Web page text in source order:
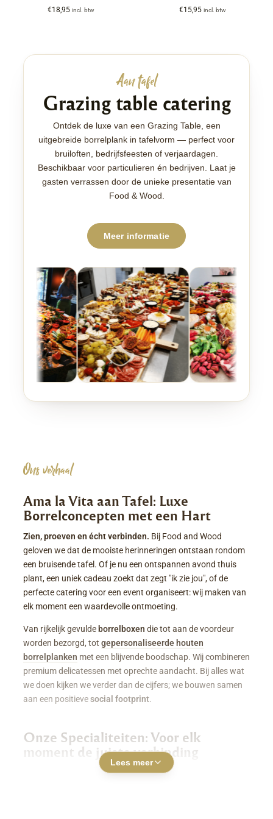
€18,95 incl. btw €15,95 incl. btw
Aan tafel
Grazing table catering
Ontdek de luxe van een Grazing Table, een
uitgebreide borrelplank in tafelvorm — perfect voor
bruiloften, bedrijfsfeesten of verjaardagen.
Beschikbaar voor particulieren én bedrijven. Laat je
gasten verrassen door de unieke presentatie van
Food & Wood.
Meer informatie
Ons verhaal
Ama la Vita aan Tafel: Luxe
Borrelconcepten met een Hart
Zien, proeven en écht verbinden. Bij Food and Wood
geloven we dat de mooiste herinneringen ontstaan rondom
een bruisende tafel. Of je nu een ontspannen avond thuis
plant, een uniek cadeau zoekt dat zegt "ik zie jou", of de
perfecte catering voor een event organiseert: wij maken van
elk moment een waardevolle ontmoeting.
Van rijkelijk gevuldeborrelboxen die tot aan de voordeur
worden bezorgd, tot gepersonaliseerde houten
borrelplanken met een blijvende boodschap. Wij combineren
premium delicatessen met oprechte aandacht. Bij alles wat
we doen kijken we verder dan de cijfers; we bouwen samen
aan een positievesocial footprint.
Onze Specialiteiten: Voor elk
moment de juiste verbinding
Luxe Borrelboxen & Borrelpakketten
Lees meer